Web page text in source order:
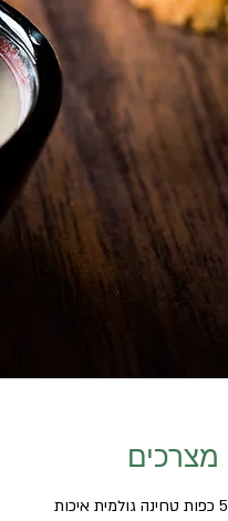
מצרכים
5 כפות טחינה גולמית איכות